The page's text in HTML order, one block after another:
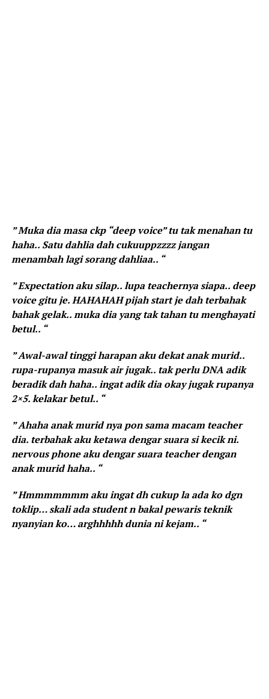
” Muka dia masa ckp “deep voice” tu tak menahan tu
haha.. Satu dahlia dah cukuuppzzzz jangan
menambah lagi sorang dahliaa.. “
” Expectation aku silap.. lupa teachernya siapa.. deep
voice gitu je. HAHAHAH pijah start je dah terbahak
bahak gelak.. muka dia yang tak tahan tu menghayati
betul.. “
” Awal-awal tinggi harapan aku dekat anak murid..
rupa-rupanya masuk air jugak.. tak perlu DNA adik
beradik dah haha.. ingat adik dia okay jugak rupanya
2×5. kelakar betul.. “
” Ahaha anak murid nya pon sama macam teacher
dia. terbahak aku ketawa dengar suara si kecik ni.
nervous phone aku dengar suara teacher dengan
anak murid haha.. “
” Hmmmmmmm aku ingat dh cukup la ada ko dgn
toklip… skali ada student n bakal pewaris teknik
nyanyian ko… arghhhhh dunia ni kejam.. “